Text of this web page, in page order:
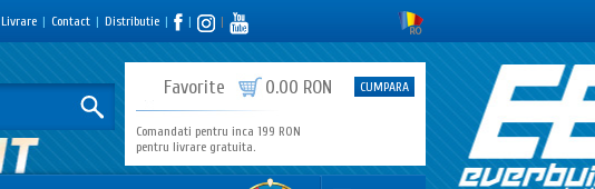
Livrare | Contact | Distributie | | |
Favorite 0.00 RON CUMPARA
Comandati pentru inca 199 RON
pentru livrare gratuita.